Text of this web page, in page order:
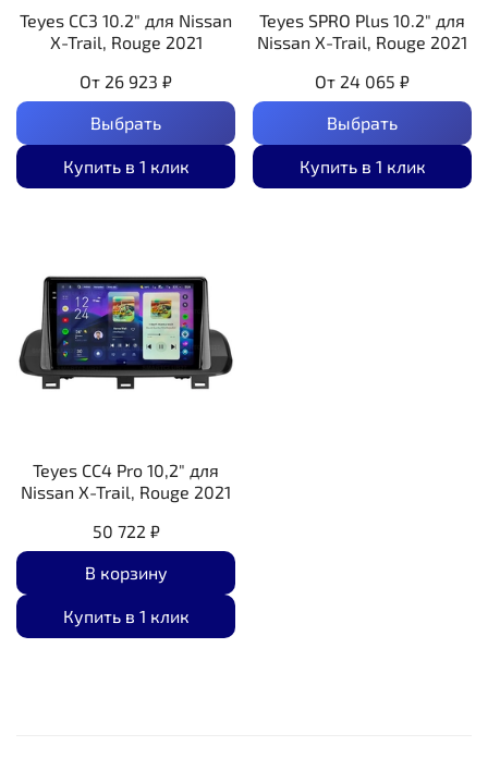
Teyes CC3 10.2" для Nissan
X-Trail, Rouge 2021
От 26 923 ₽
Выбрать
Купить в 1 клик
Teyes SPRO Plus 10.2" для
Nissan X-Trail, Rouge 2021
От 24 065 ₽
Выбрать
Купить в 1 клик
Teyes CC4 Pro 10,2" для
Nissan X-Trail, Rouge 2021
50 722 ₽
В корзину
Купить в 1 клик